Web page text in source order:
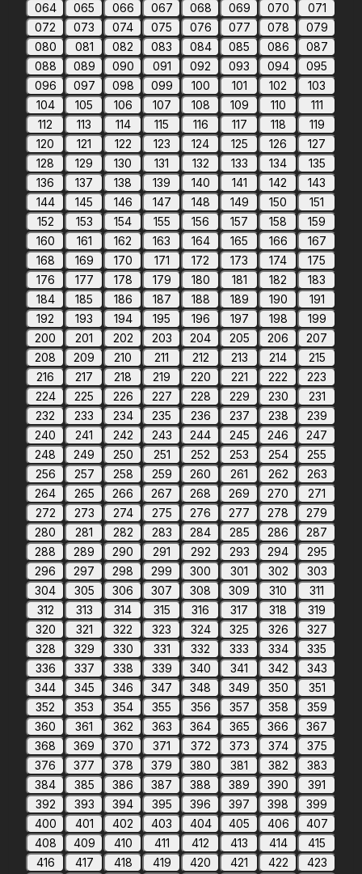
064
065 066 067 068 069 070
071
072
073 074 075 076 077 078
079
080
081 082 083 084 085 086
087
088
089 090 091 092 093 094
095
096
097 098 099 100 101 102
103
104
105 106 107 108 109 110
111
112
113 114 115 116 117 118
119
120
121 122 123 124 125 126
127
128
129 130 131 132 133 134
135
136
137 138 139 140 141 142
143
144
145 146 147 148 149 150
151
152
153 154 155 156 157 158
159
160
161 162 163 164 165 166
167
168
169 170 171 172 173 174
175
176
177 178 179 180 181 182
183
184
185 186 187 188 189 190
191
192
193 194 195 196 197 198
199
200
201 202 203 204 205 206
207
208
209 210 211 212 213 214
215
216
217 218 219 220 221 222
223
224
225 226 227 228 229 230
231
232
233 234 235 236 237 238
239
240
241 242 243 244 245 246
247
248
249 250 251 252 253 254
255
256
257 258 259 260 261 262
263
264
265 266 267 268 269 270
271
272
273 274 275 276 277 278
279
280
281 282 283 284 285 286
287
288
289 290 291 292 293 294
295
296
297 298 299 300 301 302
303
304
305 306 307 308 309 310
311
312
313 314 315 316 317 318
319
320
321 322 323 324 325 326
327
328
329 330 331 332 333 334
335
336
337 338 339 340 341 342
343
344
345 346 347 348 349 350
351
352
353 354 355 356 357 358
359
360
361 362 363 364 365 366
367
368
369 370 371 372 373 374
375
376
377 378 379 380 381 382
383
384
385 386 387 388 389 390
391
392
393 394 395 396 397 398
399
400
401 402 403 404 405 406
407
408
409 410 411 412 413 414
415
416
417 418 419 420 421 422 423